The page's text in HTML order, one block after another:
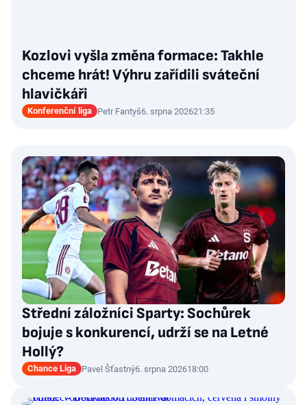
Kozlovi vyšla změna formace: Takhle
chceme hrát! Výhru zařídili sváteční
hlavičkáři
Konferenční liga Petr Fantyš6. srpna 202621:35
Střední záložníci Sparty: Sochůrek
bojuje s konkurencí, udrží se na Letné
Hollý?
Chance Liga Pavel Šťastný6. srpna 202618:00